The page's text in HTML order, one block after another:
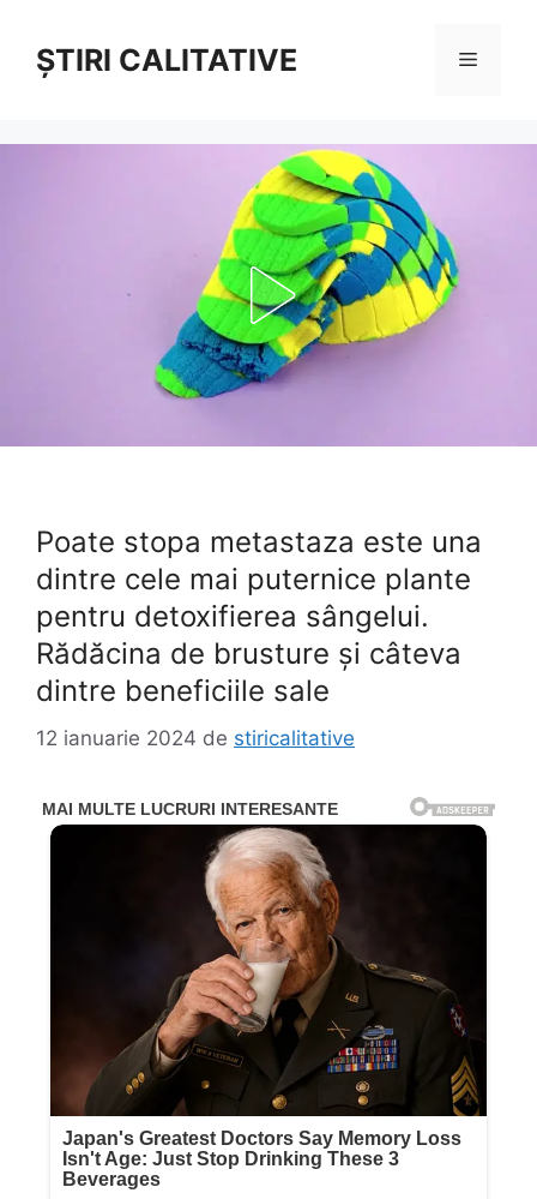
conținutȘTIRI CALITATIVE Meniu
Poate stopa metastaza este una
dintre cele mai puternice plante
pentru detoxifierea sângelui.
Rădăcina de brusture și câteva
dintre beneficiile sale
12 ianuarie 2024 de stiricalitative